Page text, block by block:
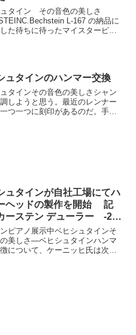
タイン その音色の美しさ
L-167 の納品に
た待ちに待ったマイスターピー
ュタインのハンマー交換
タインその音色の美しさシャン
しようと思う。最近のレンナー
つ一つに刻印があるのだ。手間
ュタインが自社工場にてハ
ヘッドの製作を開始 記
ーステン デューラー -2
アノ BECHSTEIN
ピアノ展示中ベヒシュタインそ
美しさ―ベヒシュタインハンマ
について、ケーニッヒ氏は次の